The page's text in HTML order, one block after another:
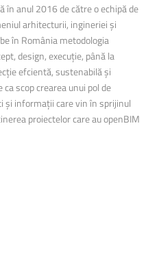
în anul 2016 de către o echipă de
arhitecturii, ingineriei și
în România metodologia
design, execuție, până la
efcientă, sustenabilă și
scop crearea unui pol de
și informații care vin în sprijinul
proiectelor care au openBIM